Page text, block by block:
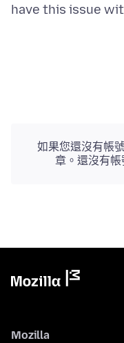
如果您還沒有帳
章。還沒有
Mozilla